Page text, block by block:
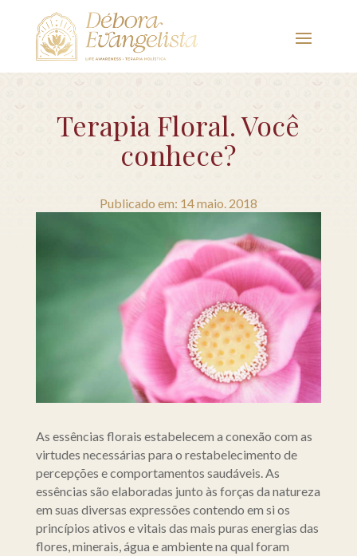
Terapia Floral. Você
conhece?
Publicado em: 14 maio. 2018
As essências florais estabelecem a conexão com as
virtudes necessárias para o restabelecimento de
percepções e comportamentos saudáveis. As
essências são elaboradas junto às forças da natureza
em suas diversas expressões contendo em si os
princípios ativos e vitais das mais puras energias das
flores, minerais, água e ambiente na qual foram